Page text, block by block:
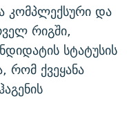
კომპლექსური და
რიგში,
სტატუსის
რომ ქვეყანა